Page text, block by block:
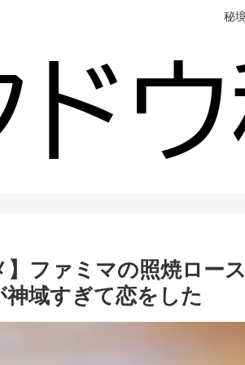
秘
】ファミマの照焼ロー
域すぎて恋をした